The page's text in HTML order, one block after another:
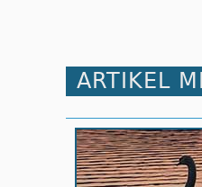
ARTIKEL